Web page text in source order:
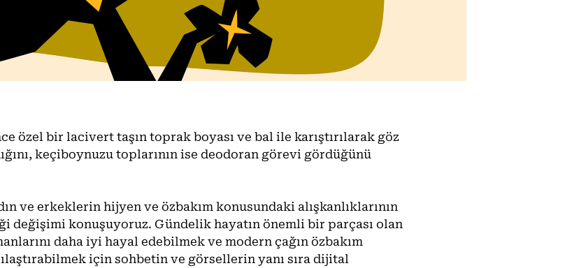
özel bir lacivert taşın toprak boyası ve bal ile karıştırılarak göz
keçiboynuzu toplarının ise deodoran görevi gördüğünü
ve erkeklerin hijyen ve özbakım konusundaki alışkanlıklarının
değişimi konuşuyoruz. Gündelik hayatın önemli bir parçası olan
daha iyi hayal edebilmek ve modern çağın özbakım
için sohbetin ve görsellerin yanı sıra dijital